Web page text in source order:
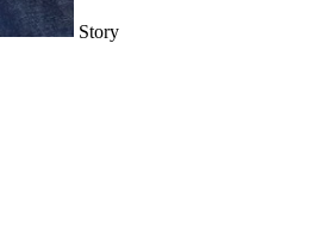
Story